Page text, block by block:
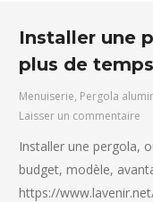
Installer une
plus de
Menuiserie, Pergola
Laisser un commentaire
Installer une pergola,
budget, modèle,
https://